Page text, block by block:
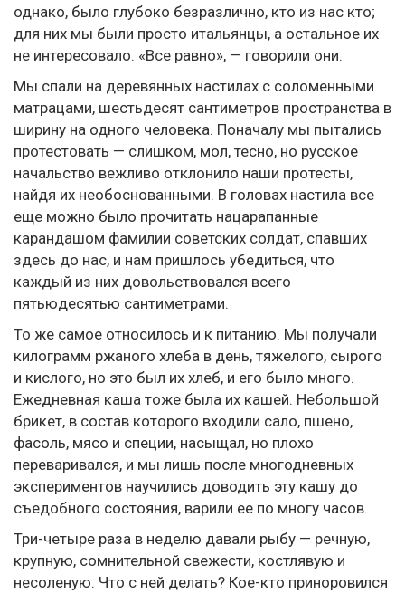
однако, было глубоко безразлично, кто из нас кто;
для них мы были просто итальянцы, а остальное их
не интересовало. «Все равно», — говорили они.
Мы спали на деревянных настилах с соломенными
матрацами, шестьдесят сантиметров пространства в
ширину на одного человека. Поначалу мы пытались
протестовать — слишком, мол, тесно, но русское
начальство вежливо отклонило наши протесты,
найдя их необоснованными. В головах настила все
еще можно было прочитать нацарапанные
карандашом фамилии советских солдат, спавших
здесь до нас, и нам пришлось убедиться, что
каждый из них довольствовался всего
пятьюдесятью сантиметрами.
То же самое относилось и к питанию. Мы получали
килограмм ржаного хлеба в день, тяжелого, сырого
и кислого, но это был их хлеб, и его было много.
Ежедневная каша тоже была их кашей. Небольшой
брикет, в состав которого входили сало, пшено,
фасоль, мясо и специи, насыщал, но плохо
переваривался, и мы лишь после многодневных
экспериментов научились доводить эту кашу до
съедобного состояния, варили ее по многу часов.
Три-четыре раза в неделю давали рыбу — речную,
крупную, сомнительной свежести, костлявую и
несоленую. Что с ней делать? Кое-кто приноровился